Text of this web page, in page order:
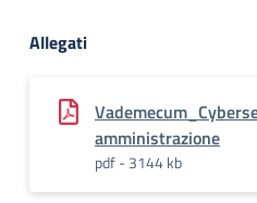
Allegati
amministrazione
pdf - 3144 kb